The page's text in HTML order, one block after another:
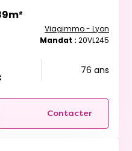
Viagimmo - Lyon
Mandat : 20VL245
76 ans
Contacter